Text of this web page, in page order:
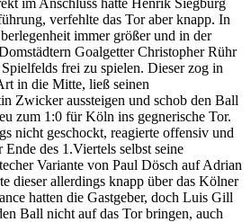
im Anschluss hatte Henrik Siegburg
verfehlte das Tor aber knapp. In
immer größer und in der
Goalgetter Christopher Rühr
frei zu spielen. Dieser zog in
in die Mitte, ließ seinen
Zwicker aussteigen und schob den Ball
zum 1:0 für Köln ins gegnerische Tor.
nicht geschockt, reagierte offensiv und
des 1.Viertels selbst seine
Variante von Paul Dösch auf Adrian
dieser allerdings knapp über das Kölner
hatten die Gastgeber, doch Luis Gill
Ball nicht auf das Tor bringen, auch